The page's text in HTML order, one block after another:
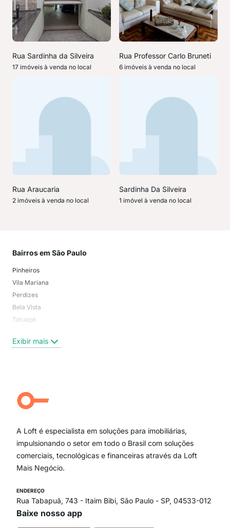
Rua Sardinha da Silveira
17 imóveis à venda no local
Rua Professor Carlo Bruneti
6 imóveis à venda no local
Rua Araucaria
2 imóveis à venda no local
Sardinha Da Silveira
1 imóvel à venda no local
Bairros em São Paulo
Pinheiros
Vila Mariana
Perdizes
Bela Vista
Tatuapé
Centro
Campo Belo
Ipiranga
Paraíso
Itaim Bibi
Exibir mais
A Loft é especialista em soluções para imobiliárias,
impulsionando o setor em todo o Brasil com soluções
comerciais, tecnológicas e financeiras através da Loft
Mais Negócio.
ENDEREÇO
Rua Tabapuã, 743 - Itaim Bibi, São Paulo - SP, 04533-012
Baixe nosso app